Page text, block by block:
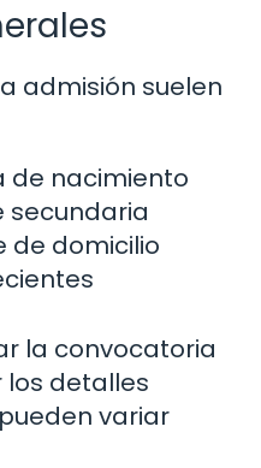
admisión suelen
de nacimiento
secundaria
de domicilio
la convocatoria
detalles
variar